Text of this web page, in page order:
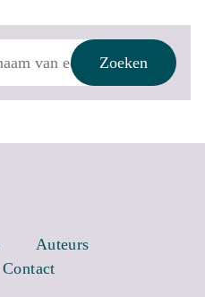
Zoeken
Auteurs
Contact